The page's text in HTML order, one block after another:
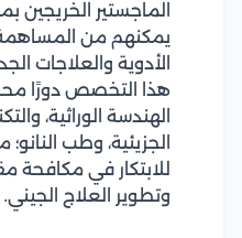
الماجستير الخريجين
يمكنهم من
الأدوية والعلاجات
هذا التخصص دورًا
الهندسة الوراثية،
الجزيئية، وطب
للابتكار في مكافحة
وتطوير العلاج الجيني.